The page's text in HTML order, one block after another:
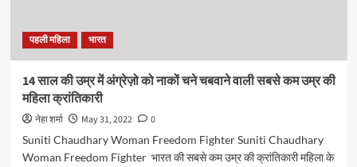
पहली महिला भारत
14 साल की उम्र में अंग्रेज़ो को नाकों चने चबवाने वाली सबसे कम उम्र की
महिला क्रांतिकारी
नेहा शर्मा May 31, 2022
0
Suniti Chaudhary Woman Freedom Fighter Suniti Chaudhary
Woman Freedom Fighter भारत की सबसे कम उम्र की क्रांतिकारी महिला के